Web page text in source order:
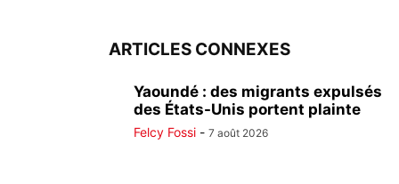
ARTICLES CONNEXES
Yaoundé : des migrants expulsés
des États-Unis portent plainte
Felcy Fossi - 7 août 2026